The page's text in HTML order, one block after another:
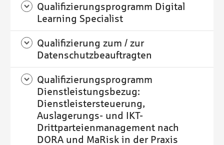
Qualifizierungsprogramm Digital
Learning Specialist
Qualifizierung zum / zur
Datenschutzbeauftragten
Qualifizierungsprogramm
Dienstleistungsbezug:
Dienstleistersteuerung,
Auslagerungs- und IKT-
Drittparteienmanagement nach
DORA und MaRisk in der Praxis